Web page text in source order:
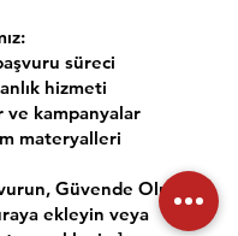
süreci
hizmeti
kampanyalar
materyalleri
Güvende Olun!
ekleyin veya